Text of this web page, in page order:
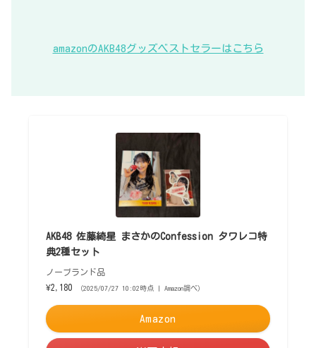
amazonのAKB48グッズベストセラーはこちら
AKB48 佐藤綺星 まさかのConfession タワレコ特
典2種セット
ノーブランド品
¥2,180
（2025/07/27 10:02時点 | Amazon調べ）
Amazon